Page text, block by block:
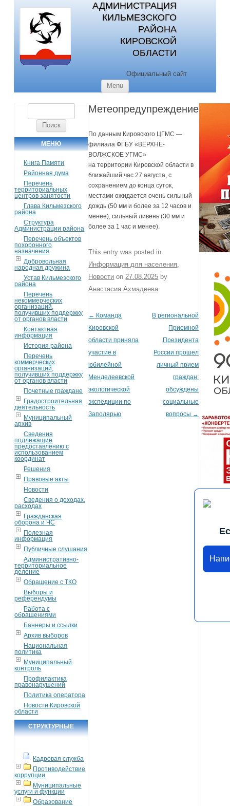
АДМИНИСТРАЦИЯ
КИЛЬМЕЗСКОГО
РАЙОНА
КИРОВСКОЙ
ОБЛАСТИ
Официальный сайт
Menu
МЕНЮ
Книга Памяти
Районная дума
Перечень
территориальных
центров занятости
Глава Кильмезского
района
Структура
Администрации района
Перечень объектов
похоронного
назначения
Добровольная
народная дружина
Устав Кильмезского
района
Перечень
некоммерческих
организаций,
получивших поддержку
от органов власти
Контактная
информация
История района
Перечень
коммерческих
организаций,
получивших поддержку
от органов власти
Почетные граждане
Градостроительная
деятельность
Муниципальный
архив
Сведения
подлежащие
предоставлению с
использованием
координат
Решения
Правовые акты
Новости
Сведения о доходах,
расходах
Гражданская
оборона и ЧС
Полезная
информация
Публичные слушания
Административно-
территориальное
деление
Обращение с ТКО
Выборы и
референдумы
Работа с
обращениями
Баннеры и ссылки
Архив выборов
Национальная
политика
Муниципальный
контроль
Профилактика
правонарушений
Политика оператора
Новости Кировской
области
СТРУКТУРНЫЕ
Кадровая служба
Противодействие
коррупции
Муниципальные
услуги и функции
Образование
Метеопредупреждение
По данным Кировского ЦГМС —
филиала ФГБУ «ВЕРХНЕ-
ВОЛЖСКОЕ УГМС»
на территории Кировской области в
ближайший час 27 августа, с
сохранением до конца суток,
местами ожидается очень сильный
дождь (50 мм и более за 12 часов и
менее), сильный ливень (30 мм и
более за 1 час и менее).
This entry was posted in
Информация для населения
Новости on 27.08.2025 by
Анастасия Ахмадеева
Post navigation
← Команда
Кировской
области приняла
участие в
юбилейной
Менделеевской
экологической
экспедиции по
Заполярью
В региональной
Приемной
Президента
России прошел
личный прием
граждан:
обсуждены
социальные
вопросы →